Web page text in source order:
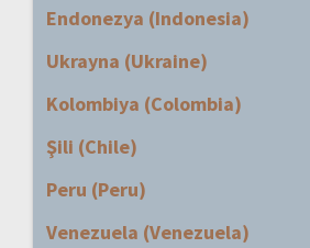
Endonezya (Indonesia)
Ukrayna (Ukraine)
Kolombiya (Colombia)
Şili (Chile)
Peru (Peru)
Venezuela (Venezuela)